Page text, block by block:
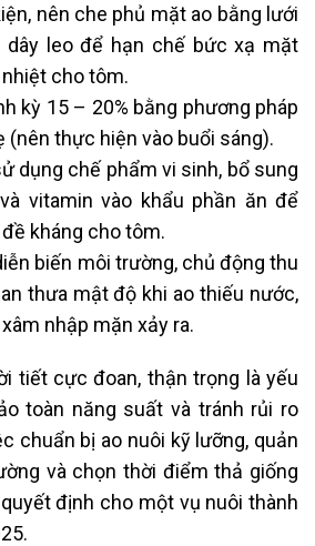
nên che phủ mặt ao bằng lưới
dây leo để hạn chế bức xạ mặt
cho tôm.
kỳ 15 – 20% bằng phương pháp
(nên thực hiện vào buổi sáng).
dụng chế phẩm vi sinh, bổ sung
vitamin vào khẩu phần ăn để
kháng cho tôm.
biến môi trường, chủ động thu
thưa mật độ khi ao thiếu nước,
nhập mặn xảy ra.
tiết cực đoan, thận trọng là yếu
toàn năng suất và tránh rủi ro
chuẩn bị ao nuôi kỹ lưỡng, quản
và chọn thời điểm thả giống
định cho một vụ nuôi thành